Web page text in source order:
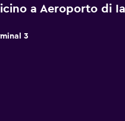
a Aeroporto di
3